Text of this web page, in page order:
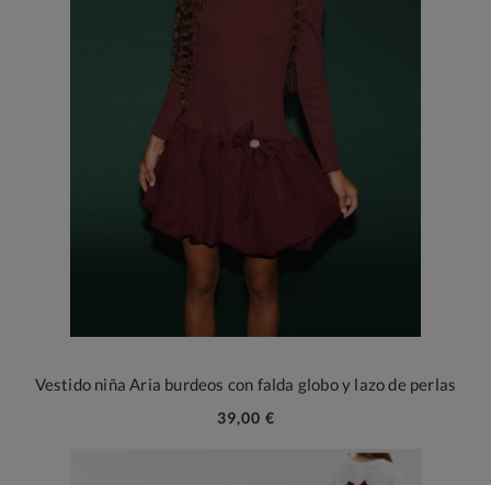
Vestido niña Aria burdeos con falda globo y lazo de perlas
39,00 €